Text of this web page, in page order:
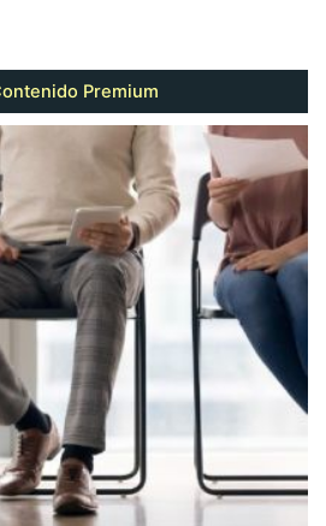
Premium